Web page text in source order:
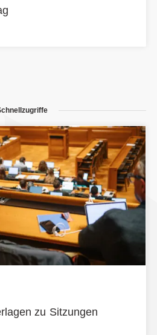
zu Sitzungen